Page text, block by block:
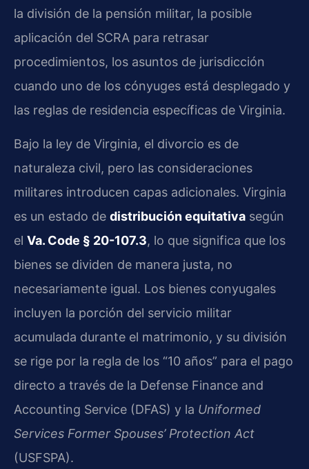
la división de la pensión militar, la posible
aplicación del SCRA para retrasar
procedimientos, los asuntos de jurisdicción
cuando uno de los cónyuges está desplegado y
las reglas de residencia específicas de Virginia.
Bajo la ley de Virginia, el divorcio es de
naturaleza civil, pero las consideraciones
militares introducen capas adicionales. Virginia
es un estado de distribución equitativa según
el Va. Code § 20-107.3, lo que significa que los
bienes se dividen de manera justa, no
necesariamente igual. Los bienes conyugales
incluyen la porción del servicio militar
acumulada durante el matrimonio, y su división
se rige por la regla de los “10 años” para el pago
directo a través de la Defense Finance and
Accounting Service (DFAS) y la Uniformed
Services Former Spouses’ Protection Act
(USFSPA).